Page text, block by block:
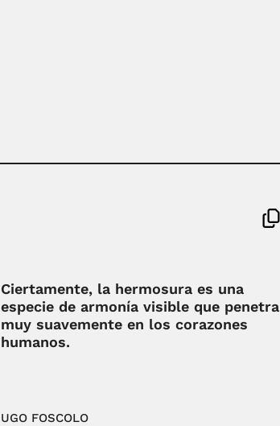
Ciertamente, la hermosura es una
especie de armonía visible que penetra
muy suavemente en los corazones
humanos.
UGO FOSCOLO